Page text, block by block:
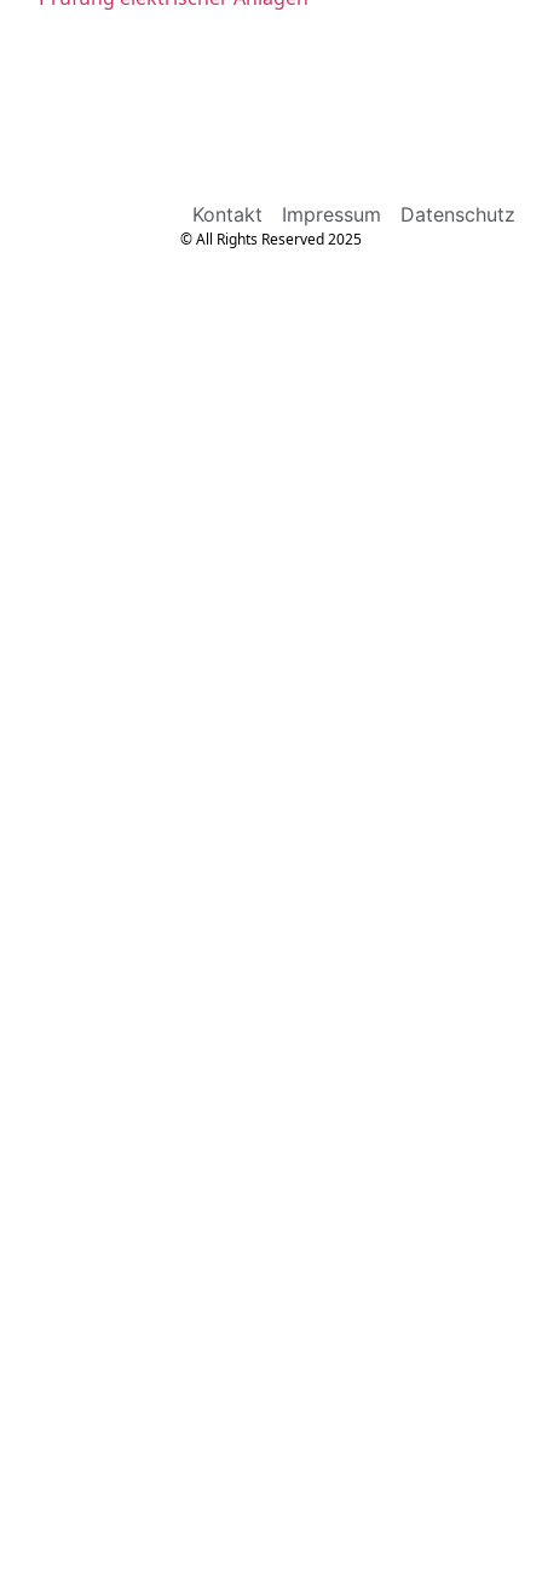
Kontakt Impressum Datenschutz
© All Rights Reserved 2025